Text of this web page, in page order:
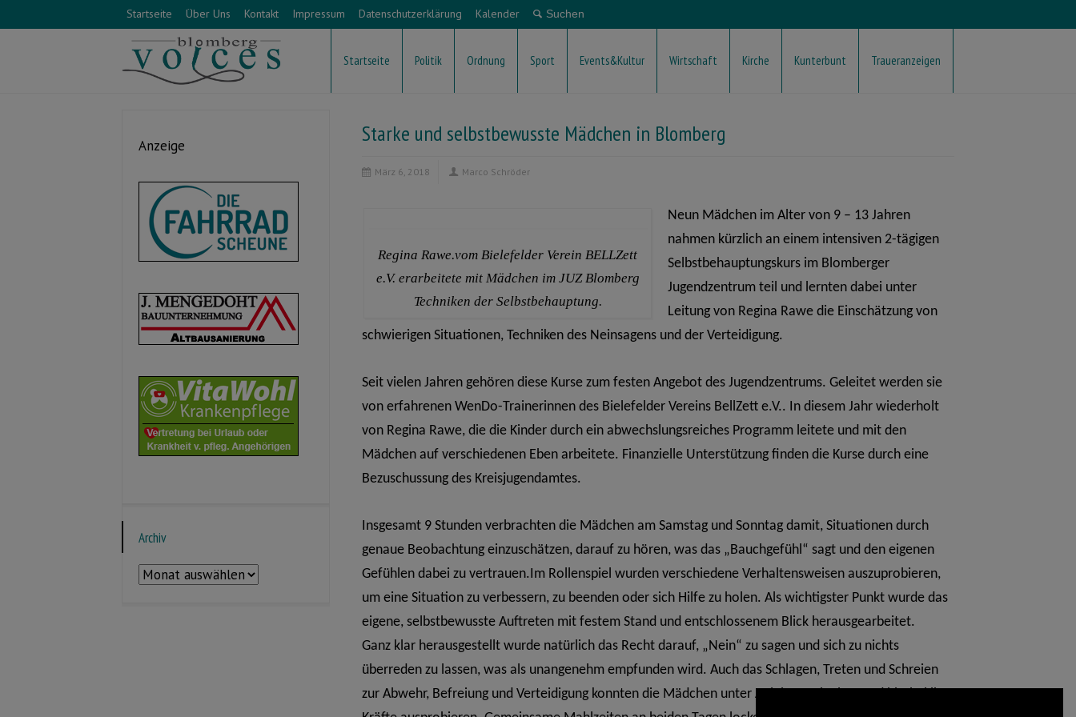
Startseite Über Uns Kontakt Impressum Datenschutzerklärung Kalender
Startseite Politik Ordnung Sport Events&Kultur Wirtschaft Kirche Kunterbunt Traueranzeigen
Starke und selbstbewusste Mädchen in Blomberg
März 6, 2018 Marco Schröder
Regina Rawe.vom Bielefelder Verein BELLZett
e.V. erarbeitete mit Mädchen im JUZ Blomberg
Techniken der Selbstbehauptung.
Neun Mädchen im Alter von 9 – 13 Jahren
nahmen kürzlich an einem intensiven 2-tägigen
Selbstbehauptungskurs im Blomberger
Jugendzentrum teil und lernten dabei unter
Leitung von Regina Rawe die Einschätzung von
schwierigen Situationen, Techniken des Neinsagens und der Verteidigung.
Seit vielen Jahren gehören diese Kurse zum festen Angebot des Jugendzentrums. Geleitet werden sie
von erfahrenen WenDo-Trainerinnen des Bielefelder Vereins BellZett e.V.. In diesem Jahr wiederholt
von Regina Rawe, die die Kinder durch ein abwechslungsreiches Programm leitete und mit den
Mädchen auf verschiedenen Eben arbeitete. Finanzielle Unterstützung finden die Kurse durch eine
Bezuschussung des Kreisjugendamtes.
Insgesamt 9 Stunden verbrachten die Mädchen am Samstag und Sonntag damit, Situationen durch
genaue Beobachtung einzuschätzen, darauf zu hören, was das „Bauchgefühl“ sagt und den eigenen
Gefühlen dabei zu vertrauen.Im Rollenspiel wurden verschiedene Verhaltensweisen auszuprobieren,
um eine Situation zu verbessern, zu beenden oder sich Hilfe zu holen. Als wichtigster Punkt wurde das
eigene, selbstbewusste Auftreten mit festem Stand und entschlossenem Blick herausgearbeitet.
Ganz klar herausgestellt wurde natürlich das Recht darauf, „Nein“ zu sagen und sich zu nichts
überreden zu lassen, was als unangenehm empfunden wird. Auch das Schlagen, Treten und Schreien
zur Abwehr, Befreiung und Verteidigung konnten die Mädchen unter Anleitung einüben und hierbei ihre
Anzeige
Archiv
Archiv